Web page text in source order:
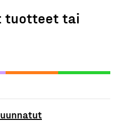
tuotteet tai